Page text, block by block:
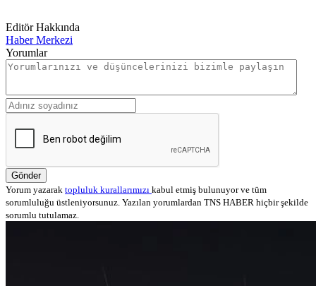
Editör Hakkında
Haber Merkezi
Yorumlar
Gönder
Yorum yazarak topluluk kurallarımızı kabul etmiş bulunuyor ve tüm
sorumluluğu üstleniyorsunuz. Yazılan yorumlardan TNS HABER hiçbir şekilde
sorumlu tutulamaz.